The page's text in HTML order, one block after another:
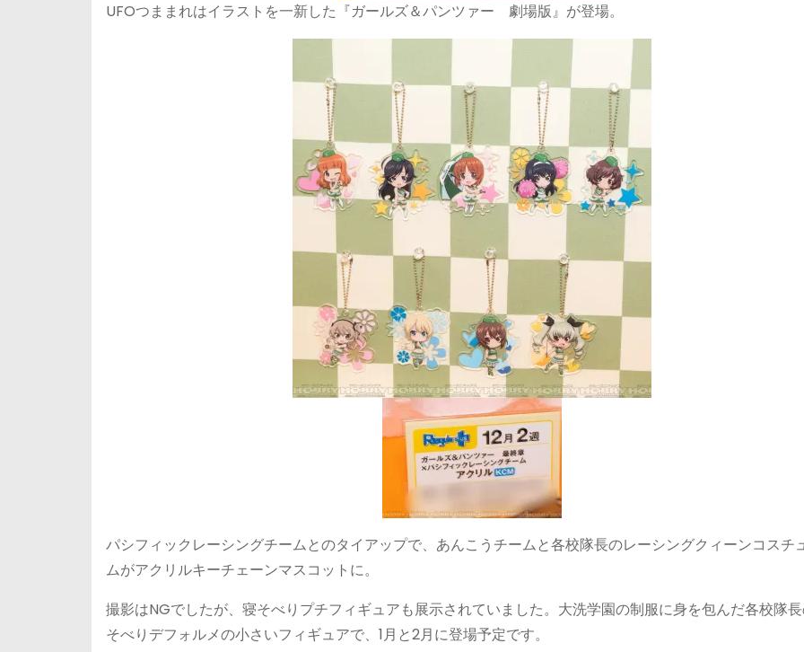
UFOつままれはイラストを一新した『ガールズ＆パンツァー 劇場版』が登場。
パシフィックレーシングチームとのタイアップで、あんこうチームと各校隊長のレーシングクィーンコスチ
ムがアクリルキーチェーンマスコットに。
撮影はNGでしたが、寝そべりプチフィギュアも展示されていました。大洗学園の制服に身を包んだ各校隊
そべりデフォルメの小さいフィギュアで、1月と2月に登場予定です。